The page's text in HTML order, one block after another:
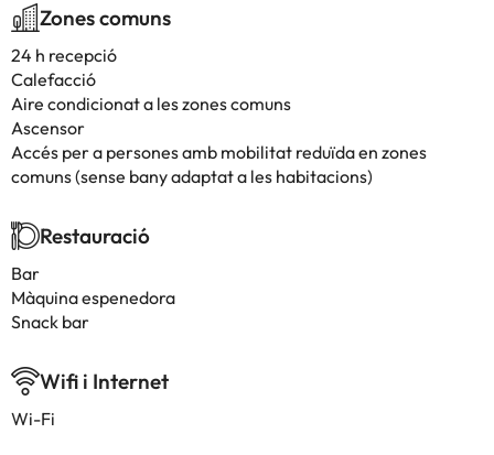
Zones comuns
24 h recepció
Calefacció
Aire condicionat a les zones comuns
Ascensor
Accés per a persones amb mobilitat reduïda en zones
comuns (sense bany adaptat a les habitacions)
Restauració
Bar
Màquina espenedora
Snack bar
Wifi i Internet
Wi-Fi